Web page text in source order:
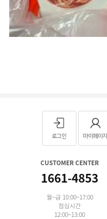
로그인 마이페이지
CUSTOMER CENTER
1661-4853
월~금 10:00~17:00
점심시간
12:00~13:00